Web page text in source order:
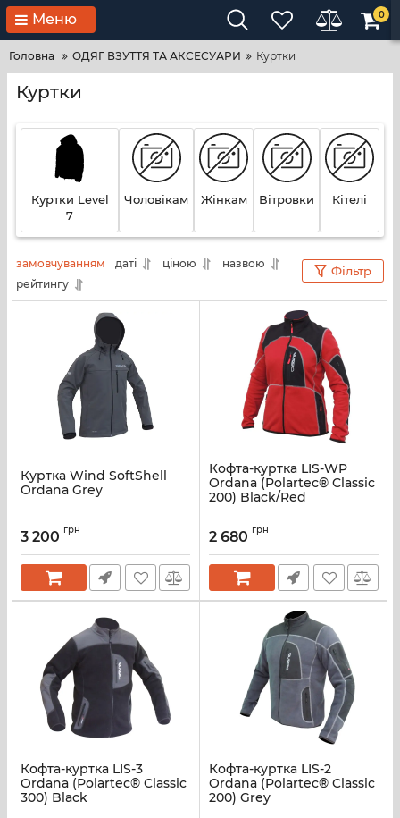
Меню 0
Головна ОДЯГ ВЗУТТЯ ТА АКСЕСУАРИ Куртки
Куртки
Куртки Level
7
Чоловікам Жінкам Вітровки Кітелі
замовчуванням даті ціною
назвою
рейтингу
Фільтр
Куртка Wind SoftShell
Ordana Grey
3 200 грн
Кофта-куртка LIS-WP
Ordana (Polartec® Classic
200) Black/Red
2 680 грн
Кофта-куртка LIS-3
Ordana (Polartec® Classic
300) Black
Кофта-куртка LIS-2
Ordana (Polartec® Classic
200) Grey